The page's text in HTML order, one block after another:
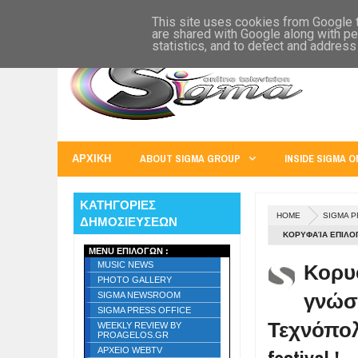
EUROPE U.S.A. AUSTRALIA
ΑΡΧΙΚΗ ABOUT SIGMA GROUP INSIDE SIGMA
HOME SIGMA
ΚΟΡΥΦΑΊΑ
ΚΑΤΗΓΟΡΙΕΣ
ΔΗΜΟΣΙΕΥΣΕΩΝ
MENU ΕΠΙΛΟΓΩΝ :
MUSIC NEWS
PHOTO GALLERY
SIGMA NEWSROOM
SIGMA PRESS OFFICE
WEEKLY REVIEW BY
PROAGELOS.GR
ΑΡΧΕΙΟ WEBTV
This site uses cookies from Google
are shared with Google along with
statistics, and to detect and address